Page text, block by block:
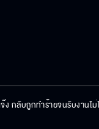
ง กลับถูกทำร้ายจนรับงาน